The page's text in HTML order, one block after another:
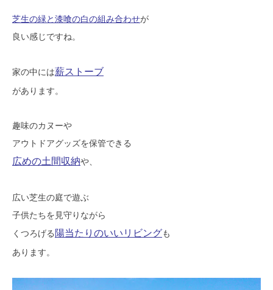
芝生の緑と漆喰の白の組み合わせが
良い感じですね。
家の中には薪ストーブ
があります。
趣味のカヌーや
アウトドアグッズを保管できる
広めの土間収納や、
広い芝生の庭で遊ぶ
子供たちを見守りながら
くつろげる 陽当たりのいいリビングも
あります。